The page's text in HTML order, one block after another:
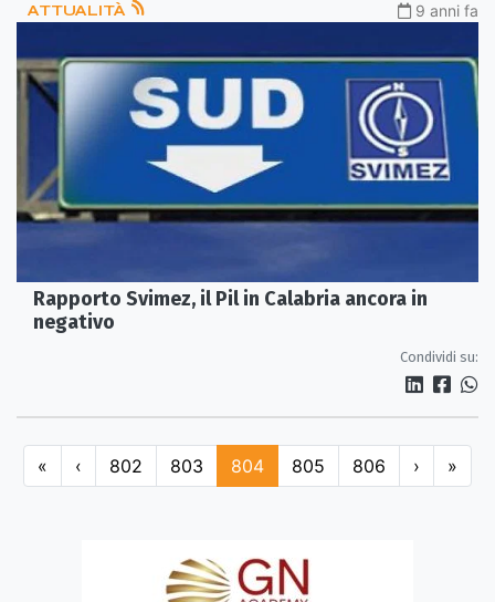
ATTUALITÀ 9 anni fa
Rapporto Svimez, il Pil in Calabria ancora in
negativo
Condividi su:
« ‹ 802 803 804 805 806 › »